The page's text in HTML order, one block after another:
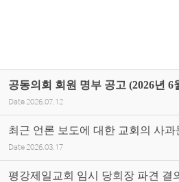
공동의회 회원 명부 공고 (2026년 6
Date 2026.07.12
최근 언론 보도에 대한 교회의 사과
Date 2026.03.17
평강제일교회 임시 당회장 파견 결